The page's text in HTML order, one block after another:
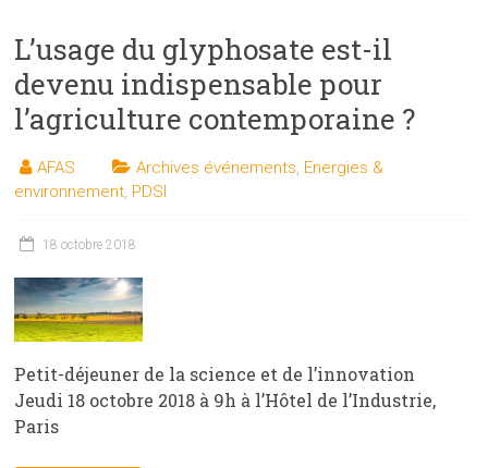
L’usage du glyphosate est-il
devenu indispensable pour
l’agriculture contemporaine ?
AFAS Archives événements Energies &
environnement PDSI
18 octobre 2018
Petit-déjeuner de la science et de l’innovation
Jeudi 18 octobre 2018 à 9h à l’Hôtel de l’Industrie,
Paris